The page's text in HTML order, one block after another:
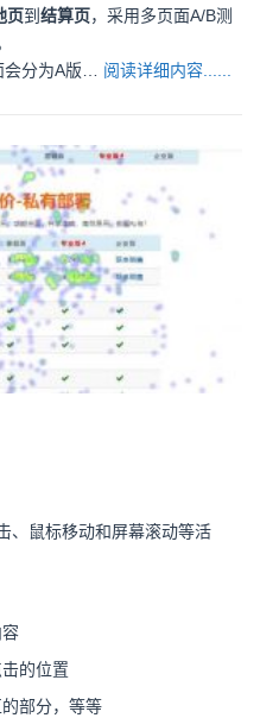
页到 结算页，采用多页面A/B测
会分为A版… 阅读详细内容......
、鼠标移动和屏幕滚动等活
的位置
部分，等等